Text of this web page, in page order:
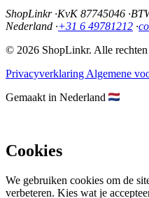
ShopLinkr ·KvK 87745046 ·
Nederland ·+31 6 49781212 ·
© 2026 ShopLinkr. Alle rechten
Privacyverklaring Algemene
Gemaakt in Nederland
Cookies
We gebruiken cookies om de
verbeteren. Kies wat je